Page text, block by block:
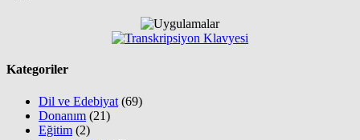
Kategoriler
Dil ve Edebiyat (69)
Donanım (21)
Eğitim (2)